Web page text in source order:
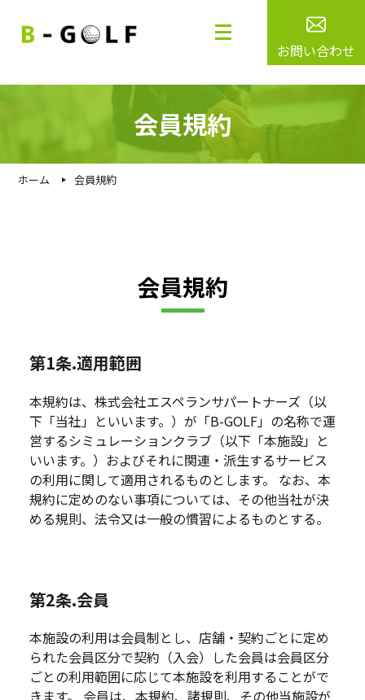
お問い合わせ
会員規約
ホーム 会員規約
会員規約
第1条.適用範囲
本規約は、株式会社エスペランサパートナーズ（以
下「当社」といいます。）が「B-GOLF」の名称で運
営するシミュレーションクラブ（以下「本施設」と
いいます。）およびそれに関連・派生するサービス
の利用に関して適用されるものとします。 なお、本
規約に定めのない事項については、その他当社が決
める規則、法令又は一般の慣習によるものとする。
第2条.会員
本施設の利用は会員制とし、店舗・契約ごとに定め
られた会員区分で契約（入会）した会員は会員区分
ごとの利用範囲に応じて本施設を利用することがで